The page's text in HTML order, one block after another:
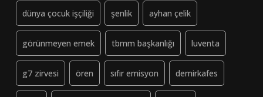
dünya çocuk işçiliği şenlik ayhan çelik
görünmeyen emek tbmm başkanlığı luventa
g7 zirvesi ören sıfır emisyon demirkafes